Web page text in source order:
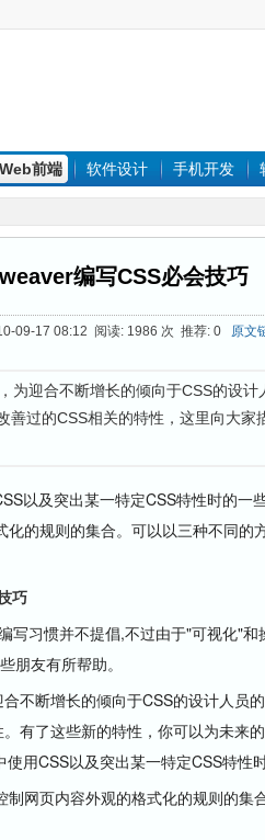
Web前端 软件设计 手机开发
编写CSS必会技巧
09-17 08:12 阅读: 1986 次 推荐: 0 原文
为迎合不断增长的倾向于CSS的设计
善过的CSS相关的特性，这里向大家
以及突出某一特定CSS特性时的一
的规则的集合。可以以三种不同的
巧
习惯并不提倡,不过由于"可视化"和
朋友有所帮助。
断增长的倾向于CSS的设计人员
有了这些新的特性，你可以为未来
用CSS以及突出某一特定CSS特性
网页内容外观的格式化的规则的集